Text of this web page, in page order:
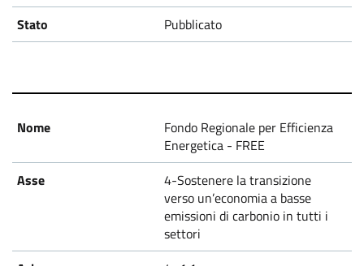
Pubblicato
Fondo Regionale per Efficienza
Energetica - FREE
4-Sostenere la transizione
verso un’economia a basse
emissioni di carbonio in tutti i
settori